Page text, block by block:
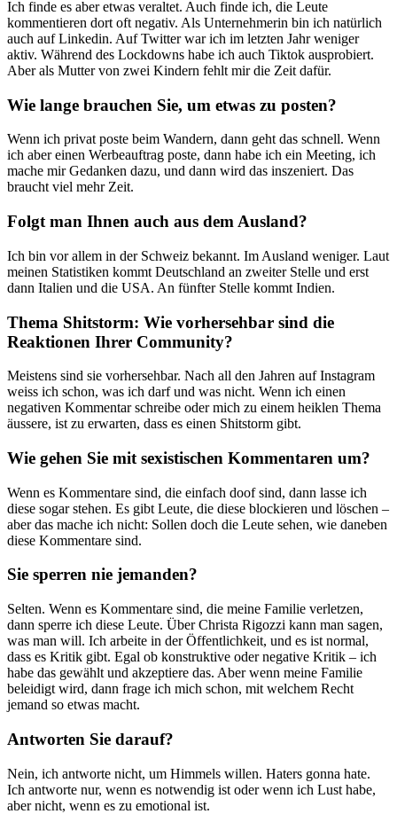
Ich finde es aber etwas veraltet. Auch finde ich, die Leute
kommentieren dort oft negativ. Als Unternehmerin bin ich natürlich
auch auf Linkedin. Auf Twitter war ich im letzten Jahr weniger
aktiv. Während des Lockdowns habe ich auch Tiktok ausprobiert.
Aber als Mutter von zwei Kindern fehlt mir die Zeit dafür.
Wie lange brauchen Sie, um etwas zu posten?
Wenn ich privat poste beim Wandern, dann geht das schnell. Wenn
ich aber einen Werbeauftrag poste, dann habe ich ein Meeting, ich
mache mir Gedanken dazu, und dann wird das inszeniert. Das
braucht viel mehr Zeit.
Folgt man Ihnen auch aus dem Ausland?
Ich bin vor allem in der Schweiz bekannt. Im Ausland weniger. Laut
meinen Statistiken kommt Deutschland an zweiter Stelle und erst
dann Italien und die USA. An fünfter Stelle kommt Indien.
Thema Shitstorm: Wie vorhersehbar sind die
Reaktionen Ihrer Community?
Meistens sind sie vorhersehbar. Nach all den Jahren auf Instagram
weiss ich schon, was ich darf und was nicht. Wenn ich einen
negativen Kommentar schreibe oder mich zu einem heiklen Thema
äussere, ist zu erwarten, dass es einen Shitstorm gibt.
Wie gehen Sie mit sexistischen Kommentaren um?
Wenn es Kommentare sind, die einfach doof sind, dann lasse ich
diese sogar stehen. Es gibt Leute, die diese blockieren und löschen –
aber das mache ich nicht: Sollen doch die Leute sehen, wie daneben
diese Kommentare sind.
Sie sperren nie jemanden?
Selten. Wenn es Kommentare sind, die meine Familie verletzen,
dann sperre ich diese Leute. Über Christa Rigozzi kann man sagen,
was man will. Ich arbeite in der Öffentlichkeit, und es ist normal,
dass es Kritik gibt. Egal ob konstruktive oder negative Kritik – ich
habe das gewählt und akzeptiere das. Aber wenn meine Familie
beleidigt wird, dann frage ich mich schon, mit welchem Recht
jemand so etwas macht.
Antworten Sie darauf?
Nein, ich antworte nicht, um Himmels willen. Haters gonna hate.
Ich antworte nur, wenn es notwendig ist oder wenn ich Lust habe,
aber nicht, wenn es zu emotional ist.